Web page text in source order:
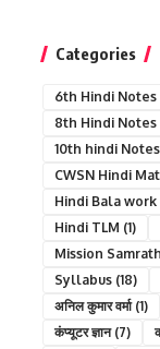
Categories
6th Hindi Notes
8th Hindi Notes
10th hindi Notes
CWSN Hindi
Hindi Bala work
Hindi TLM (1)
Mission Samrath
Syllabus (18)
अनिल कुमार वर्मा(1)
कंप्यूटर ज्ञान(7)